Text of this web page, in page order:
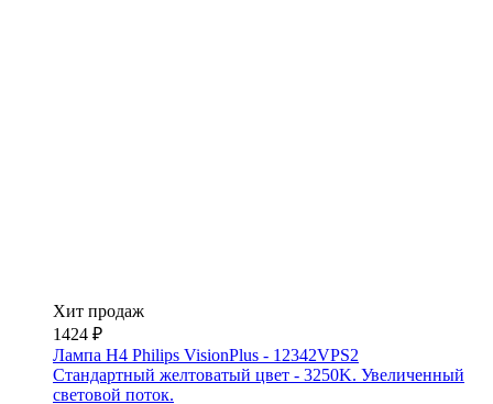
Хит продаж
1424 ₽
Лампа H4 Philips VisionPlus - 12342VPS2
Стандартный желтоватый цвет - 3250K. Увеличенный
световой поток.